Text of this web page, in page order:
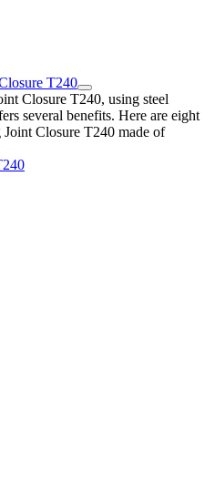
T240
Closure T240, using steel
several benefits. Here are eight
Joint Closure T240 made of